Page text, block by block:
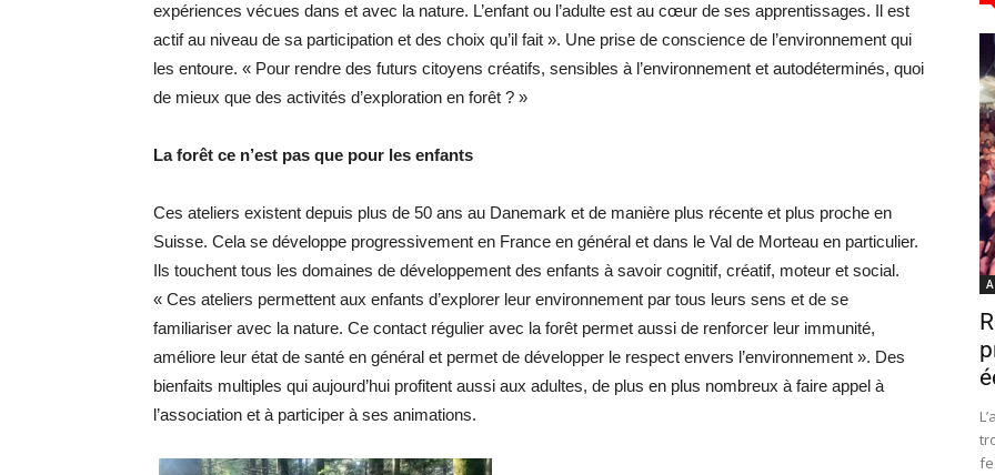
expériences vécues dans et avec la nature. L’enfant ou l’adulte est au cœur de ses apprentissages. Il est
actif au niveau de sa participation et des choix qu’il fait ». Une prise de conscience de l’environnement qui
les entoure. « Pour rendre des futurs citoyens créatifs, sensibles à l’environnement et autodéterminés, quoi
de mieux que des activités d’exploration en forêt ? »
La forêt ce n’est pas que pour les enfants
Ces ateliers existent depuis plus de 50 ans au Danemark et de manière plus récente et plus proche en
Suisse. Cela se développe progressivement en France en général et dans le Val de Morteau en particulier.
Ils touchent tous les domaines de développement des enfants à savoir cognitif, créatif, moteur et social.
« Ces ateliers permettent aux enfants d’explorer leur environnement par tous leurs sens et de se
familiariser avec la nature. Ce contact régulier avec la forêt permet aussi de renforcer leur immunité,
améliore leur état de santé en général et permet de développer le respect envers l’environnement ». Des
bienfaits multiples qui aujourd’hui profitent aussi aux adultes, de plus en plus nombreux à faire appel à
l’association et à participer à ses animations.